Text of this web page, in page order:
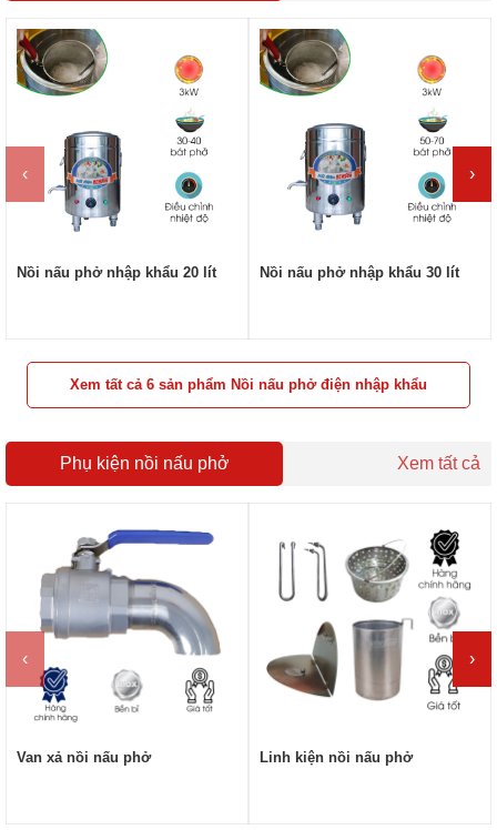
Nồi nấu phở nhập khẩu 20 lít Nồi nấu phở nhập khẩu 30 lít
‹ ›
Xem tất cả 6 sản phẩm Nồi nấu phở điện nhập khẩu
Phụ kiện nồi nấu phở Xem tất cả
Van xả nồi nấu phở Linh kiện nồi nấu phở
‹ ›